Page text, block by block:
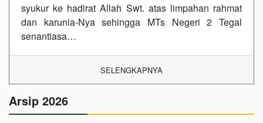
syukur ke hadirat Allah Swt. atas limpahan rahmat
dan karunia-Nya sehingga MTs Negeri 2 Tegal
senantiasa…
SELENGKAPNYA
Arsip 2026